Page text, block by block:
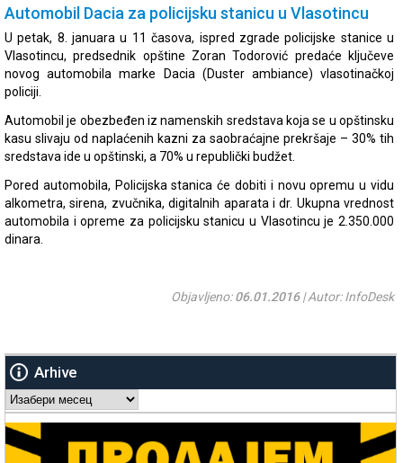
Automobil Dacia za policijsku stanicu u Vlasotincu
U petak, 8. januara u 11 časova, ispred zgrade policijske stanice u
Vlasotincu, predsednik opštine Zoran Todorović predaće ključeve
novog automobila marke Dacia (Duster ambiance) vlasotinačkoj
policiji.
Automobil je obezbeđen iz namenskih sredstava koja se u opštinsku
kasu slivaju od naplaćenih kazni za saobraćajne prekršaje – 30% tih
sredstava ide u opštinski, a 70% u republički budžet.
Pored automobila, Policijska stanica će dobiti i novu opremu u vidu
alkometra, sirena, zvučnika, digitalnih aparata i dr. Ukupna vrednost
automobila i opreme za policijsku stanicu u Vlasotincu je 2.350.000
dinara.
Objavljeno:06.01.2016| Autor: InfoDesk
Arhive
Arhive